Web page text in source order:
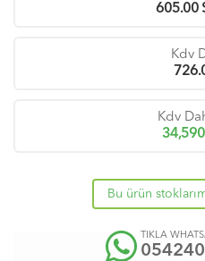
605.00
Kdv
Kdv
Bu ürün
TIKLA